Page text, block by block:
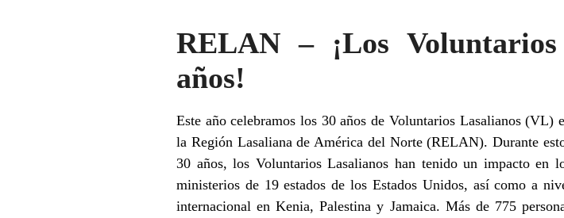
RELAN – ¡Los
años!
Este año celebramos los 30 años de Voluntarios Lasalianos (VL)
la Región Lasaliana de América del Norte (RELAN). Durante
30 años, los Voluntarios Lasalianos han tenido un impacto en
ministerios de 19 estados de los Estados Unidos, así como a
internacional en Kenia, Palestina y Jamaica. Más de 775